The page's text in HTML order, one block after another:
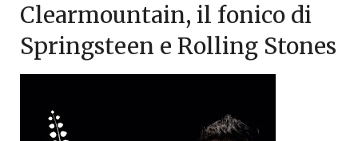
Clearmountain, il fonico di
Springsteen e Rolling Stones